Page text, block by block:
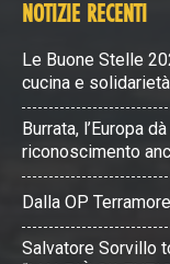
NOTIZIE RECENTI
Le Buone Stelle
cucina e solidarietà
Burrata, l’Europa
riconoscimento
Dalla OP
Salvatore Sorvillo